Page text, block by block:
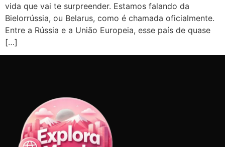
vida que vai te surpreender. Estamos falando da
Bielorrússia, ou Belarus, como é chamada oficialmente.
Entre a Rússia e a União Europeia, esse país de quase
[…]